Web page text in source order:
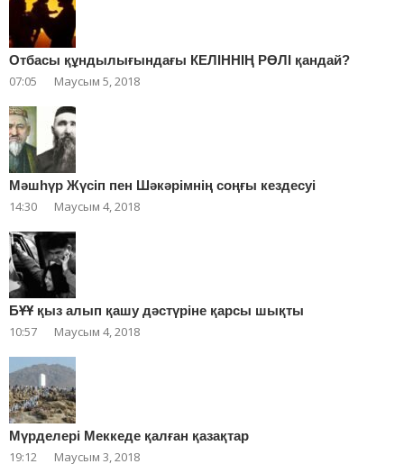
Отбасы құндылығындағы КЕЛІННІҢ РӨЛІ қандай?
07:05 Маусым 5, 2018
Мәшһүр Жүсіп пен Шәкәрімнің соңғы кездесуі
14:30 Маусым 4, 2018
БҰҰ қыз алып қашу дәстүріне қарсы шықты
10:57 Маусым 4, 2018
Мүрделері Меккеде қалған қазақтар
19:12 Маусым 3, 2018